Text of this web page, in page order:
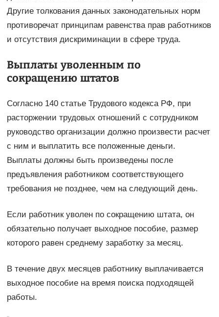
Другие толкования данных законодательных норм
противоречат принципам равенства прав работников
и отсутствия дискриминации в сфере труда.
Выплаты уволенным по
сокращению штатов
Согласно 140 статье Трудового кодекса РФ, при
расторжении трудовых отношений с сотрудником
руководство организации должно произвести расчет
с ним и выплатить все положенные деньги.
Выплаты должны быть произведены после
предъявления работником соответствующего
требования не позднее, чем на следующий день.
Если работник уволен по сокращению штата, он
обязательно получает выходное пособие, размер
которого равен среднему заработку за месяц.
В течение двух месяцев работнику выплачивается
выходное пособие на время поиска подходящей
работы.